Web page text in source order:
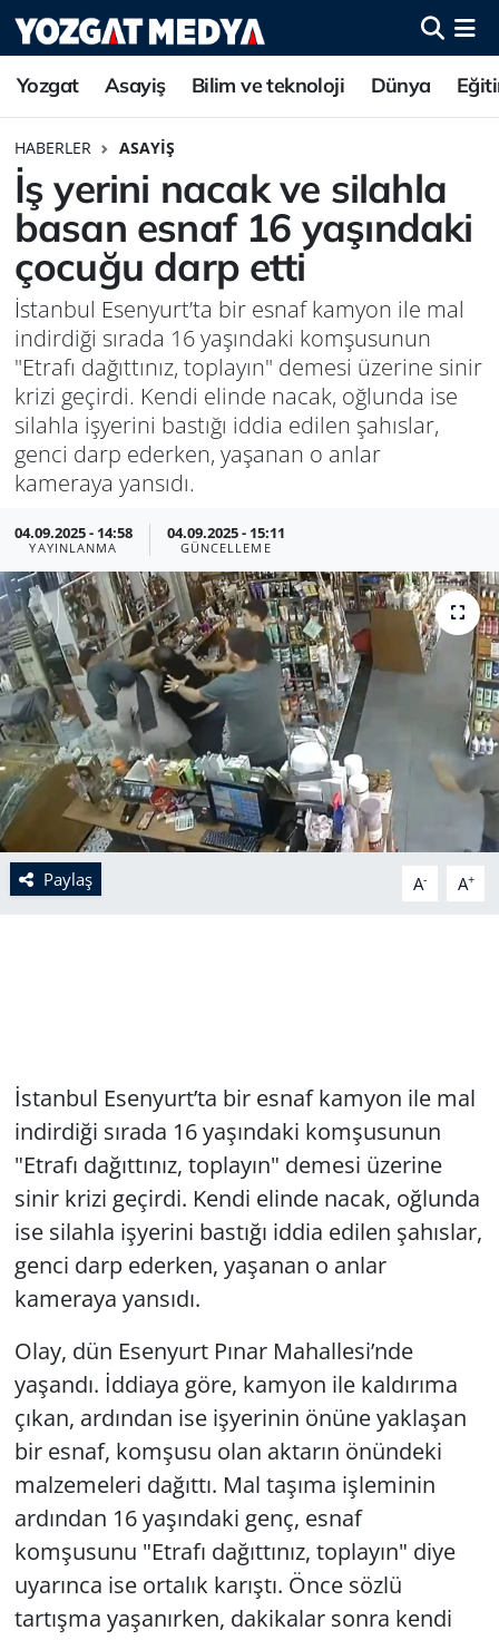
Yozgat Asayiş Bilim ve teknoloji Dünya
HABERLER ASAYIŞ
İş yerini nacak ve silahla
basan esnaf 16 yaşındaki
çocuğu darp etti
İstanbul Esenyurt’ta bir esnaf kamyon ile mal
indirdiği sırada 16 yaşındaki komşusunun
"Etrafı dağıttınız, toplayın" demesi üzerine sinir
krizi geçirdi. Kendi elinde nacak, oğlunda ise
silahla işyerini bastığı iddia edilen şahıslar,
genci darp ederken, yaşanan o anlar
kameraya yansıdı.
04.09.2025 - 14:58
YAYINLANMA
04.09.2025 - 15:11
GÜNCELLEME
Paylaş A- A+
İstanbul Esenyurt’ta bir esnaf kamyon ile mal
indirdiği sırada 16 yaşındaki komşusunun
"Etrafı dağıttınız, toplayın" demesi üzerine
sinir krizi geçirdi. Kendi elinde nacak, oğlunda
ise silahla işyerini bastığı iddia edilen şahıslar,
genci darp ederken, yaşanan o anlar
kameraya yansıdı.
Olay, dün Esenyurt Pınar Mahallesi’nde
yaşandı. İddiaya göre, kamyon ile kaldırıma
çıkan, ardından ise işyerinin önüne yaklaşan
bir esnaf, komşusu olan aktarın önündeki
malzemeleri dağıttı. Mal taşıma işleminin
ardından 16 yaşındaki genç, esnaf
komşusunu "Etrafı dağıttınız, toplayın" diye
uyarınca ise ortalık karıştı. Önce sözlü
tartışma yaşanırken, dakikalar sonra kendi